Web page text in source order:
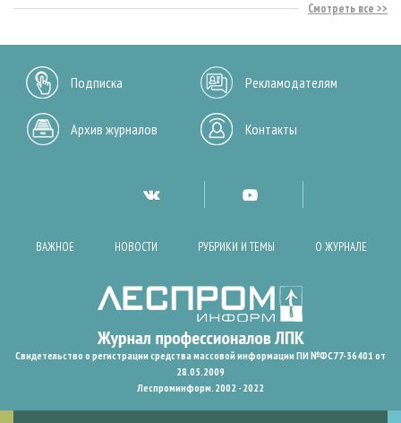
Смотреть все
Подписка Рекламодателям
Архив журналов Контакты
ВАЖНОЕ НОВОСТИ РУБРИКИ И ТЕМЫ О ЖУРНАЛЕ
Свидетельство о регистрации средства массовой информации ПИ №ФС77-36401 от
28.05.2009
Леспроминформ. 2002 - 2022